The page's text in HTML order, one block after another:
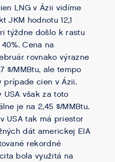
LNG v Ázii vidíme
JKM hodnotu 12,1
týždne došlo k rastu
Cena na
rovnako výrazne
$/MMBtu, ale tempo
prípade cien v Ázii.
USA však za toto
je na 2,45 $/MMBtu.
USA tak má priestor
dát americkej EIA
rekordné
bola využitá na